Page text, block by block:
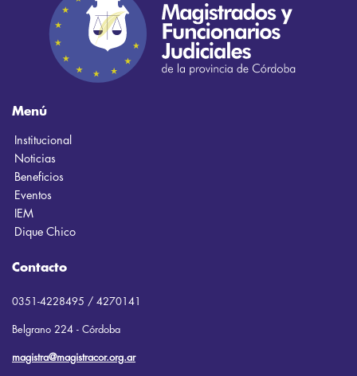
Menú
Institucional
Noticias
Beneficios
Eventos
IEM
Dique Chico
Contacto
0351-4228495 / 4270141
Belgrano 224 - Córdoba
magistra@magistracor.org.ar